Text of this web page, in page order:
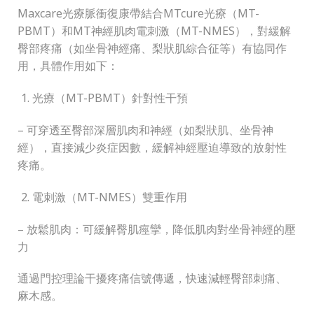
Maxcare光療脈衝復康帶結合MTcure光療（MT-
PBMT）和MT神經肌肉電刺激（MT-NMES），對緩解
臀部疼痛（如坐骨神經痛、梨狀肌綜合征等）有協同作
用，具體作用如下：
光療（MT-PBMT）針對性干預
– 可穿透至臀部深層肌肉和神經（如梨狀肌、坐骨神
經），直接減少炎症因數，緩解神經壓迫導致的放射性
疼痛。
電刺激（MT-NMES）雙重作用
– 放鬆肌肉：可緩解臀肌痙攣，降低肌肉對坐骨神經的壓
力
通過門控理論干擾疼痛信號傳遞，快速減輕臀部刺痛、
麻木感。